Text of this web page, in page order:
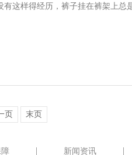
有这样得经历，裤子挂在裤架上总
页 末页
新闻资讯